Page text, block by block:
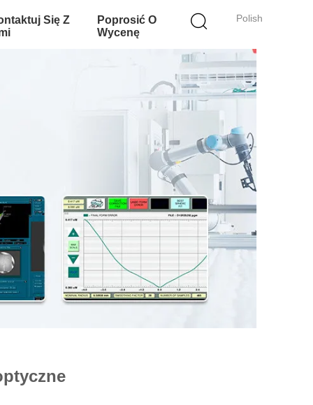
Polish
Się Z
Poprosić O
Wycenę